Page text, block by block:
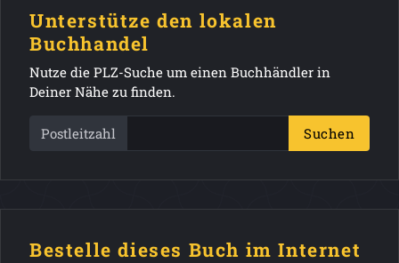
Unterstütze den lokalen
Buchhandel
Nutze die PLZ-Suche um einen Buchhändler in
Deiner Nähe zu finden.
Postleitzahl Suchen
Bestelle dieses Buch im Internet